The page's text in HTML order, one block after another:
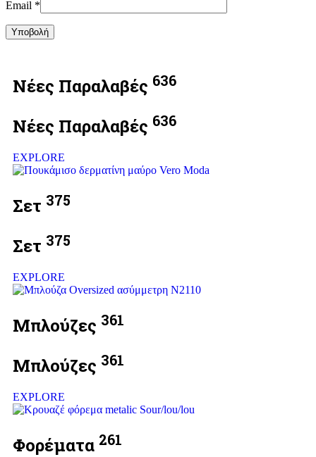
Email *
Υποβολή
Νέες Παραλαβές 636
Νέες Παραλαβές 636
EXPLORE
Σετ 375
Σετ 375
EXPLORE
Μπλούζες 361
Μπλούζες 361
EXPLORE
Φορέματα 261